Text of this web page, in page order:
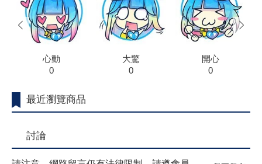
心動
0
大驚
0
開心
0
prev next
最近瀏覽商品
討論